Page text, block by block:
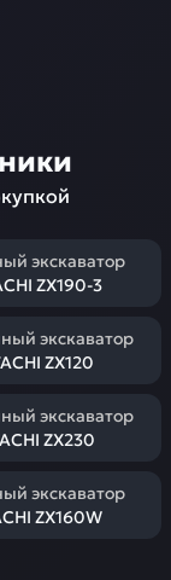
экскаватор
ZX190-3
экскаватор
ZX120
экскаватор
ZX230
экскаватор
ZX160W